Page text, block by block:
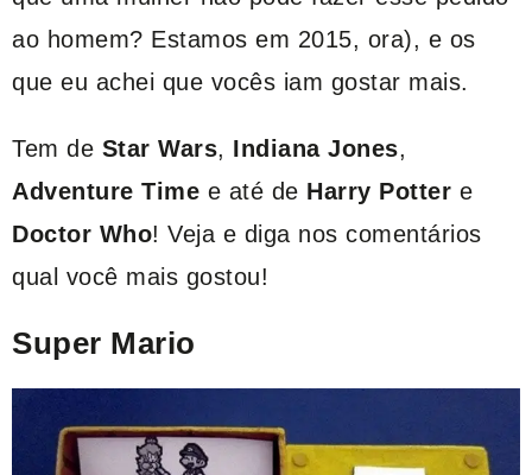
ao homem? Estamos em 2015, ora), e os
que eu achei que vocês iam gostar mais.
Tem de Star Wars, Indiana Jones,
Adventure Time e até de Harry Potter e
Doctor Who! Veja e diga nos comentários
qual você mais gostou!
Super Mario